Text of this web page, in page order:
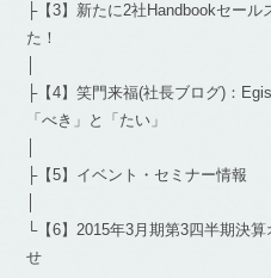
├【3】新たに2社Handbookセー
た！
├【4】笑門来福(社長ブログ)：
「べき」と「たい」
├【5】イベント・セミナー情報
└【6】2015年3月期第3四半期決
せ